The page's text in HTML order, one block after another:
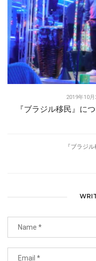
2019年10月
『ブラジル移民』に
『ブラジ